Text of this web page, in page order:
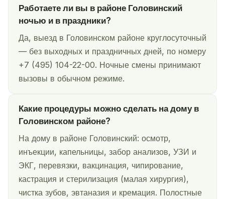
Работаете ли вы в районе Головинский
ночью и в праздники?
Да, выезд в Головинском районе круглосуточный
— без выходных и праздничных дней, по номеру
+7 (495) 104-22-00. Ночные смены принимают
вызовы в обычном режиме.
Какие процедуры можно сделать на дому в
Головинском районе?
На дому в районе Головинский: осмотр,
инъекции, капельницы, забор анализов, УЗИ и
ЭКГ, перевязки, вакцинация, чипирование,
кастрация и стерилизация (малая хирургия),
чистка зубов, эвтаназия и кремация. Полостные